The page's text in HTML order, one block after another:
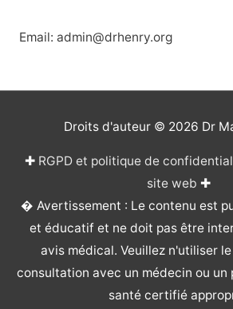
Email: admin@drhenry.org
Droits d'auteur © 2026 Dr
✚ RGPD et politique de
site web ✚
� Avertissement : Le contenu est
et éducatif et ne doit pas être
avis médical. Veuillez n'utiliser
consultation avec un médecin ou un
santé certifié